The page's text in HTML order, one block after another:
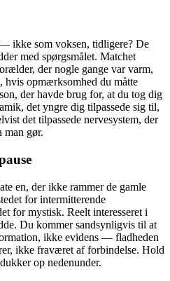
ikke som voksen, tidligere? De
med spørgsmålet. Matchet
der nogle gange var varm,
hvis opmærksomhed du måtte
der havde brug for, at du tog dig
det yngre dig tilpassede sig til,
det tilpassede nervesystem, der
man gør.
en, der ikke rammer de gamle
for intermitterende
for mystisk. Reelt interesseret i
Du kommer sandsynligvis til at
ikke evidens — fladheden
ikke fraværet af forbindelse. Hold
op nedenunder.